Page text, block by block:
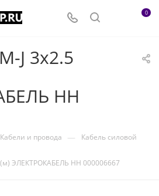
0
J 3х2.5
НН
Кабели и провода — Кабель силовой
(м) ЭЛЕКТРОКАБЕЛЬ НН 000006667